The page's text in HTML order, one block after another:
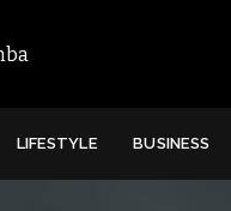
LIFESTYLE BUSINESS